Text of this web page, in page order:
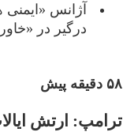
آژانس «ایمنی
درگیر در
۵۸ دقیقه پیش
ترامپ: ارتش